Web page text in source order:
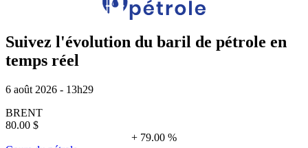
Suivez l'évolution du baril de pétrole en
temps réel
6 août 2026 - 13h29
BRENT
80.00 $
+ 79.00 %